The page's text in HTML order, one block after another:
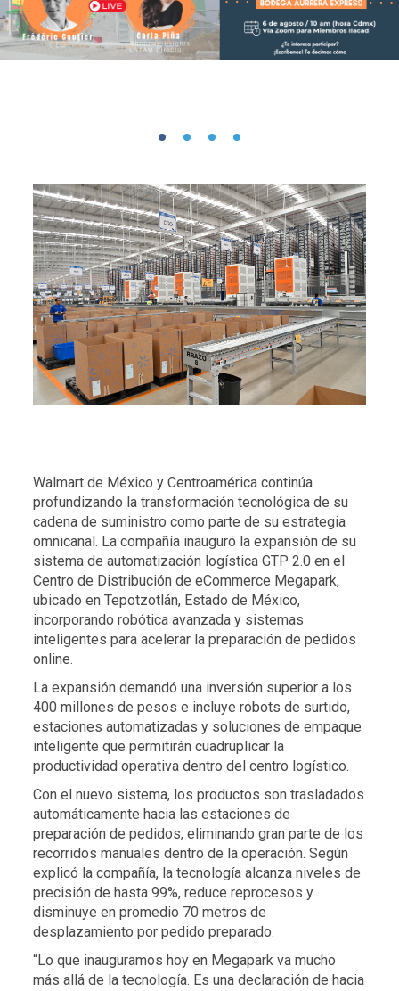
Walmart de México y Centroamérica continúa
profundizando la transformación tecnológica de su
cadena de suministro como parte de su estrategia
omnicanal. La compañía inauguró la expansión de su
sistema de automatización logística GTP 2.0 en el
Centro de Distribución de eCommerce Megapark,
ubicado en Tepotzotlán, Estado de México,
incorporando robótica avanzada y sistemas
inteligentes para acelerar la preparación de pedidos
online.
La expansión demandó una inversión superior a los
400 millones de pesos e incluye robots de surtido,
estaciones automatizadas y soluciones de empaque
inteligente que permitirán cuadruplicar la
productividad operativa dentro del centro logístico.
Con el nuevo sistema, los productos son trasladados
automáticamente hacia las estaciones de
preparación de pedidos, eliminando gran parte de los
recorridos manuales dentro de la operación. Según
explicó la compañía, la tecnología alcanza niveles de
precisión de hasta 99%, reduce reprocesos y
disminuye en promedio 70 metros de
desplazamiento por pedido preparado.
“Lo que inauguramos hoy en Megapark va mucho
más allá de la tecnología. Es una declaración de hacia